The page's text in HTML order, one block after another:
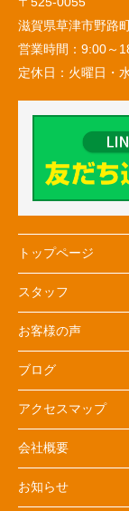
滋賀県草津市野路
営業時間： 9:00～
定休日： 火曜日・
トップページ
スタッフ
お客様の声
ブログ
アクセスマップ
会社概要
お知らせ